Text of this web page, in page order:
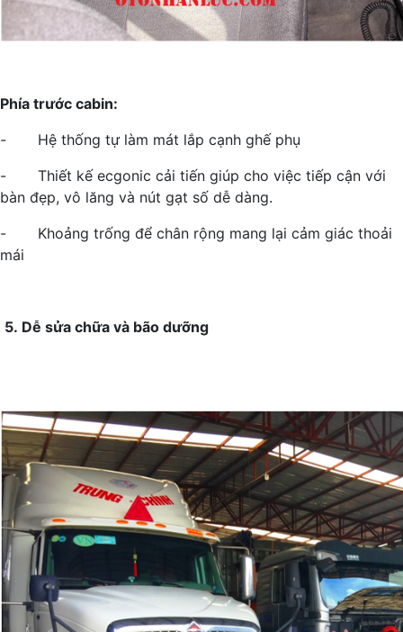
Phía trước cabin:
- Hệ thống tự làm mát lắp cạnh ghế phụ
- Thiết kế ecgonic cải tiến giúp cho việc tiếp cận với
bàn đẹp, vô lăng và nút gạt số dễ dàng.
- Khoảng trống để chân rộng mang lại cảm giác thoải
mái
5. Dễ sửa chữa và bão dưỡng